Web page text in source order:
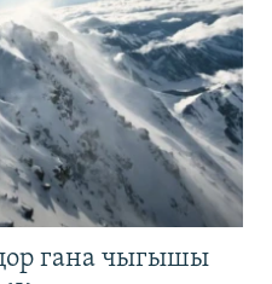
гана чыгышы